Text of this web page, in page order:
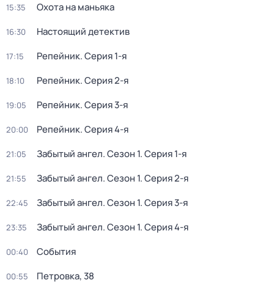
15:35 Охота на маньяка
16:30 Настоящий детектив
17:15 Репейник. Серия 1-я
18:10 Репейник. Серия 2-я
19:05 Репейник. Серия 3-я
20:00 Репейник. Серия 4-я
21:05 Забытый ангел. Сезон 1. Серия 1-я
21:55 Забытый ангел. Сезон 1. Серия 2-я
22:45 Забытый ангел. Сезон 1. Серия 3-я
23:35 Забытый ангел. Сезон 1. Серия 4-я
00:40 События
00:55 Петровка, 38